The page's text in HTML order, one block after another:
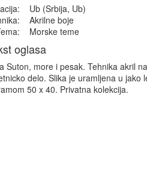
Ub (Srbija, Ub)
Akrilne boje
Morske teme
oglasa
Suton, more i pesak. Tehnika akril
delo. Slika je uramljena u jako
50 x 40. Privatna kolekcija.